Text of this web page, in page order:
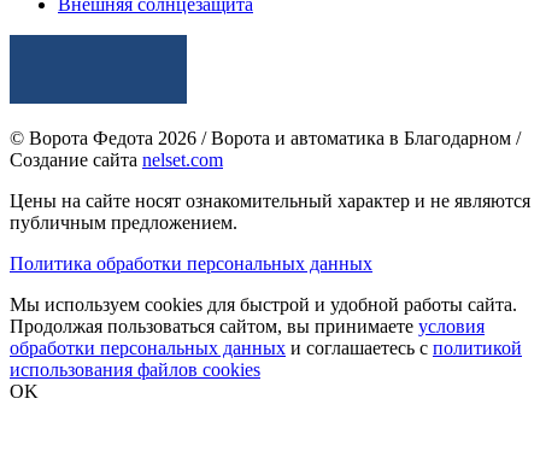
Внешняя солнцезащита
© Ворота Федота 2026 / Ворота и автоматика в Благодарном /
Создание сайта nelset.com
Цены на сайте носят ознакомительный характер и не являются
публичным предложением.
Политика обработки персональных данных
Мы используем cookies для быстрой и удобной работы сайта.
Продолжая пользоваться сайтом, вы принимаете условия
обработки персональных данных и соглашаетесь с политикой
использования файлов cookies
OK